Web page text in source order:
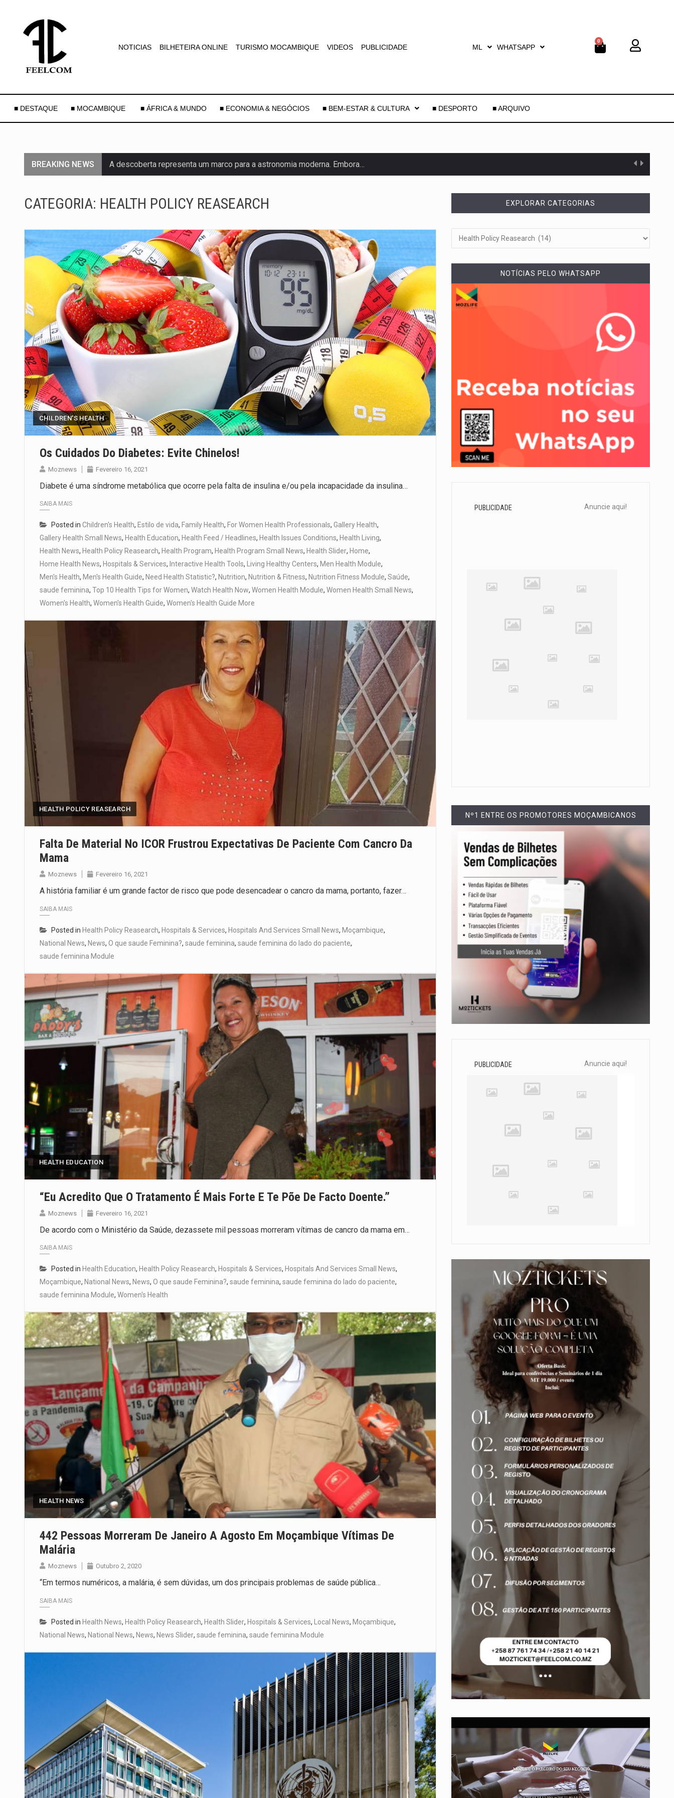
NOTICIAS BILHETEIRA ONLINE TURISMO MOCAMBIQUE VIDEOS PUBLICIDADE ML WHATSAPP
0
■ DESTAQUE ■ MOCAMBIQUE ■ ÁFRICA & MUNDO ■ ECONOMIA & NEGÓCIOS ■ BEM-ESTAR & CULTURA ■ DESPORTO ■ ARQUIVO
BREAKING NEWS A descoberta representa um marco para a astronomia moderna. Embora…
De acordo com as autoridades de saúde da Faixa de…
Um dos casos mais graves envolveu a residência de Sam…
A cidade de Bunia, capital da província de Ituri, tornou-se…
O pagamento marca o desfecho de um dos processos mais…
O programa, cuja implementação está prevista entre abril de 2026…
A nova legislação estabelece um prazo de 180 dias para…
O Departamento de Estado norte-americano confirmou que cidadãos dos Estados…
A final coloca frente a frente duas equipas que chegaram…
CATEGORIA: HEALTH POLICY REASEARCH
CHILDREN'S HEALTH
Os Cuidados Do Diabetes: Evite Chinelos!
Moznews Fevereiro 16, 2021
Diabete é uma síndrome metabólica que ocorre pela falta de insulina e/ou pela incapacidade da insulina…
SAIBA MAIS
Posted in Children's Health, Estilo de vida, Family Health, For Women Health Professionals, Gallery Health,
Gallery Health Small News, Health Education, Health Feed / Headlines, Health Issues Conditions, Health Living,
Health News, Health Policy Reasearch, Health Program, Health Program Small News, Health Slider, Home,
Home Health News, Hospitals & Services, Interactive Health Tools, Living Healthy Centers, Men Health Module,
Men's Health, Men's Health Guide, Need Health Statistic?, Nutrition, Nutrition & Fitness, Nutrition Fitness Module, Saúde,
saude feminina, Top 10 Health Tips for Women, Watch Health Now, Women Health Module, Women Health Small News,
Women's Health, Women's Health Guide, Women's Health Guide More
HEALTH POLICY REASEARCH
Falta De Material No ICOR Frustrou Expectativas De Paciente Com Cancro Da
Mama
Moznews Fevereiro 16, 2021
A história familiar é um grande factor de risco que pode desencadear o cancro da mama, portanto, fazer…
SAIBA MAIS
Posted in Health Policy Reasearch, Hospitals & Services, Hospitals And Services Small News, Moçambique,
National News, News, O que saude Feminina?, saude feminina, saude feminina do lado do paciente,
saude feminina Module
HEALTH EDUCATION
“Eu Acredito Que O Tratamento É Mais Forte E Te Põe De Facto Doente.”
Moznews Fevereiro 16, 2021
De acordo com o Ministério da Saúde, dezassete mil pessoas morreram vítimas de cancro da mama em…
SAIBA MAIS
Posted in Health Education, Health Policy Reasearch, Hospitals & Services, Hospitals And Services Small News,
Moçambique, National News, News, O que saude Feminina?, saude feminina, saude feminina do lado do paciente,
saude feminina Module, Women's Health
HEALTH NEWS
442 Pessoas Morreram De Janeiro A Agosto Em Moçambique Vítimas De
Malária
Moznews Outubro 2, 2020
“Em termos numéricos, a malária, é sem dúvidas, um dos principais problemas de saúde pública…
SAIBA MAIS
Posted in Health News, Health Policy Reasearch, Health Slider, Hospitals & Services, Local News, Moçambique,
National News, National News, News, News Slider, saude feminina, saude feminina Module
EXPLORAR CATEGORIAS
NOTÍCIAS PELO WHATSAPP
PUBLICIDADE Anuncie aqui!
Nº1 ENTRE OS PROMOTORES MOÇAMBICANOS
PUBLICIDADE Anuncie aqui!